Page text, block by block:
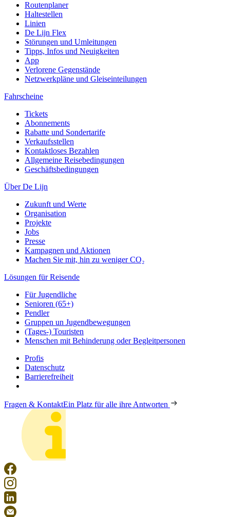
Routenplaner
Haltestellen
Linien
De Lijn Flex
Störungen und Umleitungen
Tipps, Infos und Neuigkeiten
App
Verlorene Gegenstände
Netzwerkpläne und Gleiseinteilungen
Fahrscheine
Tickets
Abonnements
Rabatte und Sondertarife
Verkaufsstellen
Kontaktloses Bezahlen
Allgemeine Reisebedingungen
Geschäftsbedingungen
Über De Lijn
Zukunft und Werte
Organisation
Projekte
Jobs
Presse
Kampagnen und Aktionen
Machen Sie mit, hin zu weniger CO₂
Lösungen für Reisende
Für Jugendliche
Senioren (65+)
Pendler
Gruppen un Jugendbewegungen
(Tages-) Touristen
Menschen mit Behinderung oder Begleitpersonen
Profis
Datenschutz
Barrierefreiheit
Fragen & KontaktEin Platz für alle ihre Antworten